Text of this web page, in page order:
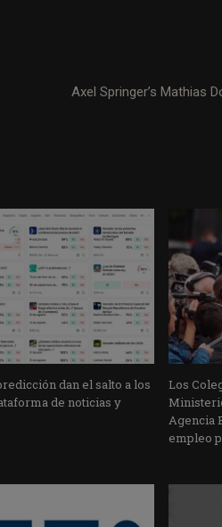
Axel Springer’s Mathias
dan el salto a los
de noticias y
Los
Agencia
empleo